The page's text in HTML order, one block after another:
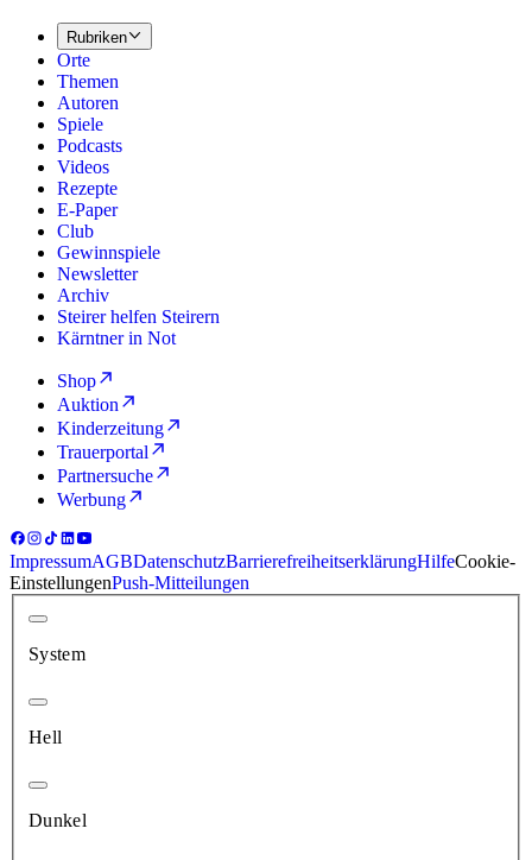
Rubriken
Orte
Themen
Autoren
Spiele
Podcasts
Videos
Rezepte
E-Paper
Club
Gewinnspiele
Newsletter
Archiv
Steirer helfen Steirern
Kärntner in Not
Shop
Auktion
Kinderzeitung
Trauerportal
Partnersuche
Werbung
ImpressumAGBDatenschutzBarrierefreiheitserklärungHilfeCookie-
EinstellungenPush-Mitteilungen
System
Hell
Dunkel